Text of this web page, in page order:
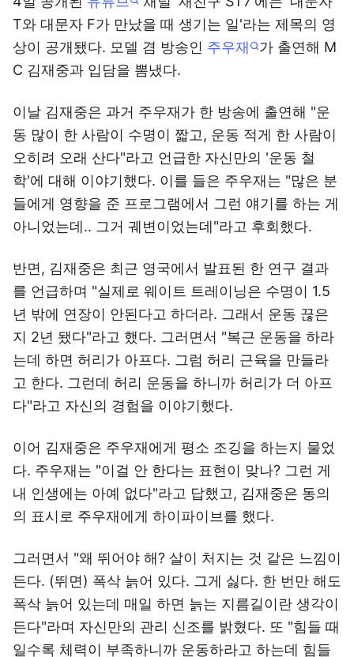
T와 대문자 F가 만났을 때 생기는 일'라는 제목의 영
상이 공개됐다. 모델 겸 방송인 주우재
가 출연해 M
C 김재중과 입담을 뽐냈다.
이날 김재중은 과거 주우재가 한 방송에 출연해 "운
동 많이 한 사람이 수명이 짧고, 운동 적게 한 사람이
오히려 오래 산다"라고 언급한 자신만의 '운동 철
학'에 대해 이야기했다. 이를 들은 주우재는 "많은 분
들에게 영향을 준 프로그램에서 그런 얘기를 하는 게
아니었는데.. 그거 궤변이었는데"라고 후회했다.
반면, 김재중은 최근 영국에서 발표된 한 연구 결과
를 언급하며 "실제로 웨이트 트레이닝은 수명이 1.5
년 밖에 연장이 안된다고 하더라. 그래서 운동 끊은
지 2년 됐다"라고 했다. 그러면서 "복근 운동을 하라
는데 하면 허리가 아프다. 그럼 허리 근육을 만들라
고 한다. 그런데 허리 운동을 하니까 허리가 더 아프
다"라고 자신의 경험을 이야기했다.
이어 김재중은 주우재에게 평소 조깅을 하는지 물었
다. 주우재는 "이걸 안 한다는 표현이 맞나? 그런 게
내 인생에는 아예 없다"라고 답했고, 김재중은 동의
의 표시로 주우재에게 하이파이브를 했다.
그러면서 "왜 뛰어야 해? 살이 처지는 것 같은 느낌이
든다. (뛰면) 폭삭 늙어 있다. 그게 싫다. 한 번만 해도
폭삭 늙어 있는데 매일 하면 늙는 지름길이란 생각이
든다"라며 자신만의 관리 신조를 밝혔다. 또 "힘들 때
일수록 체력이 부족하니까 운동하라고 하는데 힘들